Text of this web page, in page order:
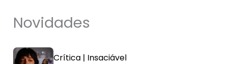
Novidades
Crítica | Insaciável